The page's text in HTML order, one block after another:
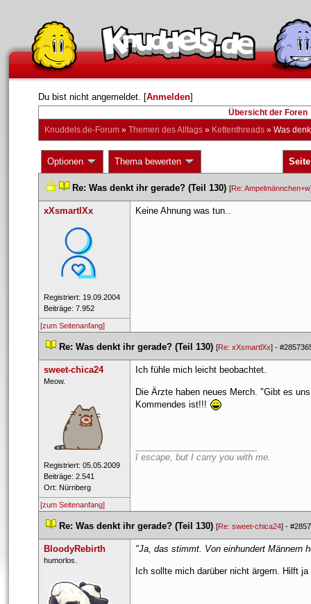
Du bist nicht angemeldet. [Anmelden]
Übersicht der Foren
Knuddels.de-Forum » Themen des Alltag » Kettenthread » Was
Optionen Thema bewerten
Re: Was denkt ihr gerade? (Teil 130) [Re: Ampelmännchen+w
xXsmartlXx
Registriert: 19.09.2004
Beiträge: 7.952
Keine Ahnung was tun..
[zum Seitenanfang]
Re: Was denkt ihr gerade? (Teil 130) [Re: xXsmartlXx] -
weet-chica24
​Meow.
Registriert: 05.05.2009
Beiträge: 2.541
Ort: Nürnberg
Ich fühle mich leicht beobachtet.
Die Ärzte haben neues Merch. "Gibt es
Kommendes ist!!!
I escape, but I carry you with me.
[zum Seitenanfang]
Re: Was denkt ihr gerade? (Teil 130) [Re: sweet-chica24] -
BloodyRebirth
​humorlos.
"Ja, das stimmt. Von einhundert Männern
Ich sollte mich darüber nicht ärgern. Hilft